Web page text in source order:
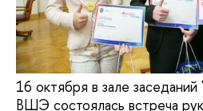
16 октября в зале
ВШЭ состоялась встреча